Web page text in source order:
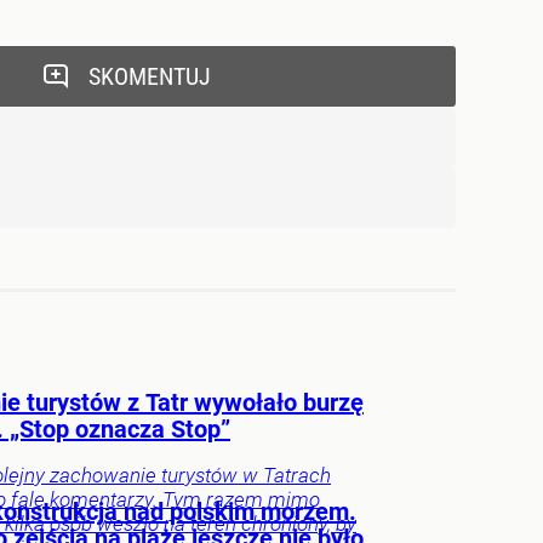
SKOMENTUJ
turystów z Tatr wywołało burzę
oznacza Stop”
zachowanie turystów w Tatrach
falę komentarzy. Tym razem mimo
osób weszło na teren chroniony, by
nad polskim morzem.